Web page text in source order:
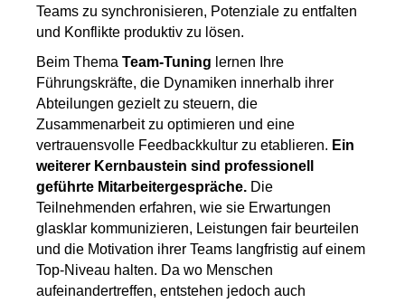
Teams zu synchronisieren, Potenziale zu entfalten
und Konflikte produktiv zu lösen.
Beim Thema Team-Tuning lernen Ihre
Führungskräfte, die Dynamiken innerhalb ihrer
Abteilungen gezielt zu steuern, die
Zusammenarbeit zu optimieren und eine
vertrauensvolle Feedbackkultur zu etablieren. Ein
weiterer Kernbaustein sind professionell
geführte Mitarbeitergespräche. Die
Teilnehmenden erfahren, wie sie Erwartungen
glasklar kommunizieren, Leistungen fair beurteilen
und die Motivation ihrer Teams langfristig auf einem
Top-Niveau halten. Da wo Menschen
aufeinandertreffen, entstehen jedoch auch